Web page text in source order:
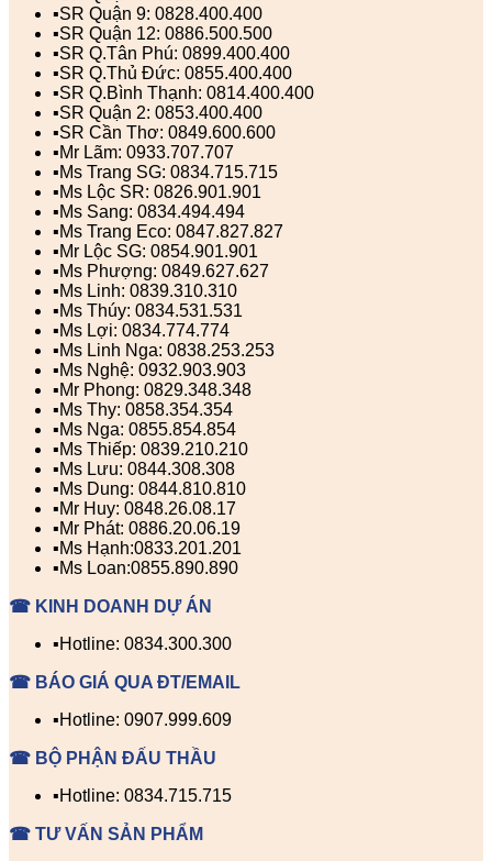
▪️SR Quận 9: 0828.400.400
▪️SR Quận 12: 0886.500.500
▪️SR Q.Tân Phú: 0899.400.400
▪️SR Q.Thủ Đức: 0855.400.400
▪️SR Q.Bình Thạnh: 0814.400.400
▪️SR Quận 2: 0853.400.400
▪️SR Cần Thơ: 0849.600.600
▪️Mr Lãm: 0933.707.707
▪️Ms Trang SG: 0834.715.715
▪️Ms Lộc SR: 0826.901.901
▪️Ms Sang: 0834.494.494
▪️Ms Trang Eco: 0847.827.827
▪️Mr Lộc SG: 0854.901.901
▪️Ms Phượng: 0849.627.627
▪️Ms Linh: 0839.310.310
▪️Ms Thúy: 0834.531.531
▪️Ms Lợi: 0834.774.774
▪️Ms Linh Nga: 0838.253.253
▪️Ms Nghệ: 0932.903.903
▪️Mr Phong: 0829.348.348
▪️Ms Thy: 0858.354.354
▪️Ms Nga: 0855.854.854
▪️Ms Thiếp: 0839.210.210
▪️Ms Lưu: 0844.308.308
▪️Ms Dung: 0844.810.810
▪️Mr Huy: 0848.26.08.17
▪️Mr Phát: 0886.20.06.19
▪️Ms Hạnh:0833.201.201
▪️Ms Loan:0855.890.890
☎ KINH DOANH DỰ ÁN
▪️Hotline: 0834.300.300
☎ BÁO GIÁ QUA ĐT/EMAIL
▪️Hotline: 0907.999.609
☎ BỘ PHẬN ĐẤU THẦU
▪️Hotline: 0834.715.715
☎ TƯ VẤN SẢN PHẨM